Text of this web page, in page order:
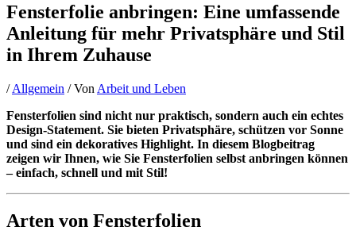
Fensterfolie anbringen: Eine umfassende
Anleitung für mehr Privatsphäre und Stil
in Ihrem Zuhause
/Allgemein / Von Arbeit und Leben
Fensterfolien sind nicht nur praktisch, sondern auch ein echtes
Design-Statement. Sie bieten Privatsphäre, schützen vor Sonne
und sind ein dekoratives Highlight. In diesem Blogbeitrag
zeigen wir Ihnen, wie Sie Fensterfolien selbst anbringen können
– einfach, schnell und mit Stil!
Arten von Fensterfolien